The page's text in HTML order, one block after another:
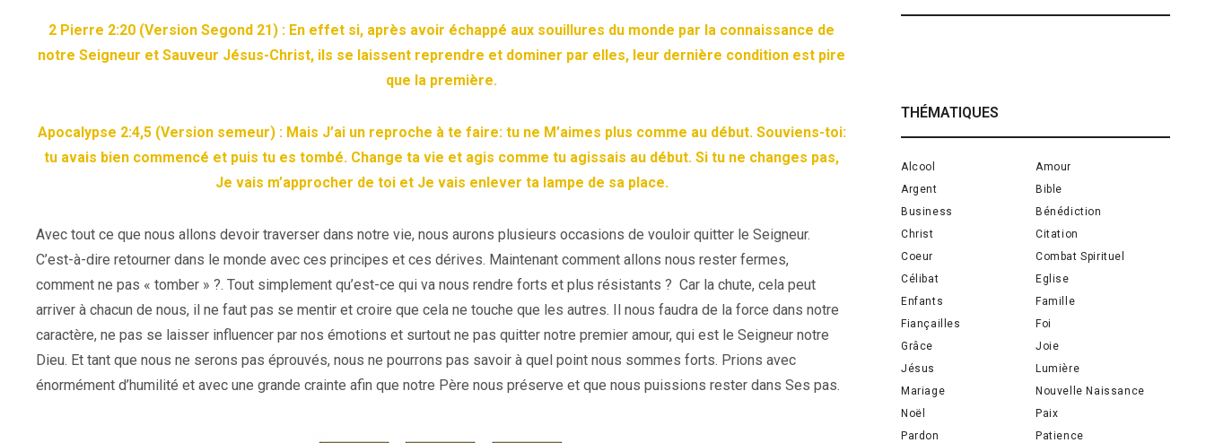
2 Pierre 2:20 (Version Segond 21) : En effet si, après avoir échappé aux souillures du monde par la connaissance de
notre Seigneur et Sauveur Jésus-Christ, ils se laissent reprendre et dominer par elles, leur dernière condition est pire
que la première.
Apocalypse 2:4,5 (Version semeur) : Mais J’ai un reproche à te faire: tu ne M’aimes plus comme au début. Souviens-toi:
tu avais bien commencé et puis tu es tombé. Change ta vie et agis comme tu agissais au début. Si tu ne changes pas,
Je vais m’approcher de toi et Je vais enlever ta lampe de sa place.
Avec tout ce que nous allons devoir traverser dans notre vie, nous aurons plusieurs occasions de vouloir quitter le Seigneur.
C’est-à-dire retourner dans le monde avec ces principes et ces dérives. Maintenant comment allons nous rester fermes,
comment ne pas « tomber » ?. Tout simplement qu’est-ce qui va nous rendre forts et plus résistants ? Car la chute, cela peut
arriver à chacun de nous, il ne faut pas se mentir et croire que cela ne touche que les autres. Il nous faudra de la force dans notre
caractère, ne pas se laisser influencer par nos émotions et surtout ne pas quitter notre premier amour, qui est le Seigneur notre
Dieu. Et tant que nous ne serons pas éprouvés, nous ne pourrons pas savoir à quel point nous sommes forts. Prions avec
énormément d’humilité et avec une grande crainte afin que notre Père nous préserve et que nous puissions rester dans Ses pas.
THÉMATIQUES
Alcool
Amour
Argent
Bible
Business
Bénédiction
Christ
Citation
Coeur
Combat Spirituel
Célibat
Eglise
Enfants
Famille
Fiançailles
Foi
Grâce
Joie
Jésus
Lumière
Mariage
Nouvelle Naissance
Noël
Paix
Pardon
Patience